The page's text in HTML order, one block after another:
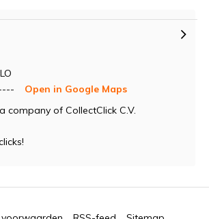
Open in Google Maps
company of CollectClick C.V.